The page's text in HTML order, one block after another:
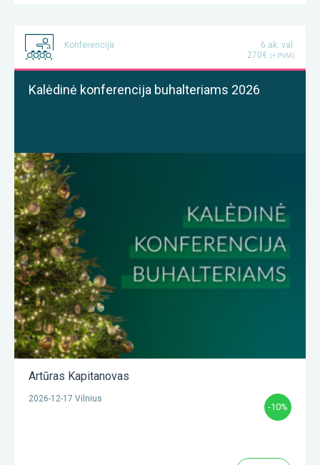
Konferencija
6 ak. val.
270€ (+ PVM)
Kalėdinė konferencija buhalteriams 2026
Artūras Kapitanovas
2026-12-17 Vilnius
-10%